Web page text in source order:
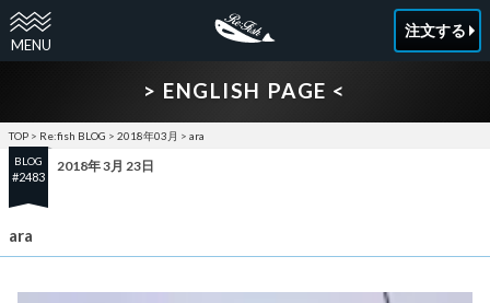
注文する
> ENGLISH PAGE <
TOP > Re:fish BLOG > 2018年03月 > ara
BLOG
#2483
2018年 3月 23日
ara